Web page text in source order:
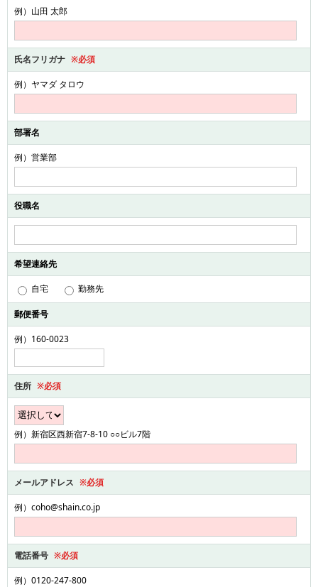
例）山田 太郎
氏名フリガナ ※必須
例）ヤマダ タロウ
部署名
例）営業部
役職名
希望連絡先
自宅 勤務先
郵便番号
例）160-0023
住所 ※必須
例）新宿区西新宿7-8-10 ○○ビル7階
メールアドレス ※必須
例）coho@shain.co.jp
電話番号 ※必須
例）0120-247-800